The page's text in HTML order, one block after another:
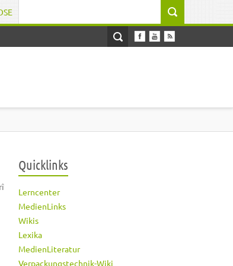
Quicklinks
Lerncenter
MedienLinks
Wikis
Lexika
MedienLiteratur
Verpackungstechnik-Wiki